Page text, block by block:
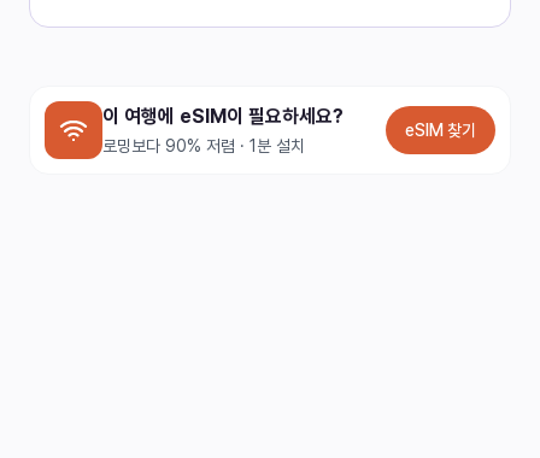
이 여행에 eSIM이 필요하세요?
로밍보다 90% 저렴 · 1분 설치
eSIM 찾기